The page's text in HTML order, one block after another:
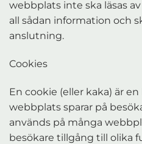
webbplats inte ska läsas
all sådan information och
anslutning.
Cookies
En cookie (eller kaka) är
webbplats sparar på
används på många
besökare tillgång till olika